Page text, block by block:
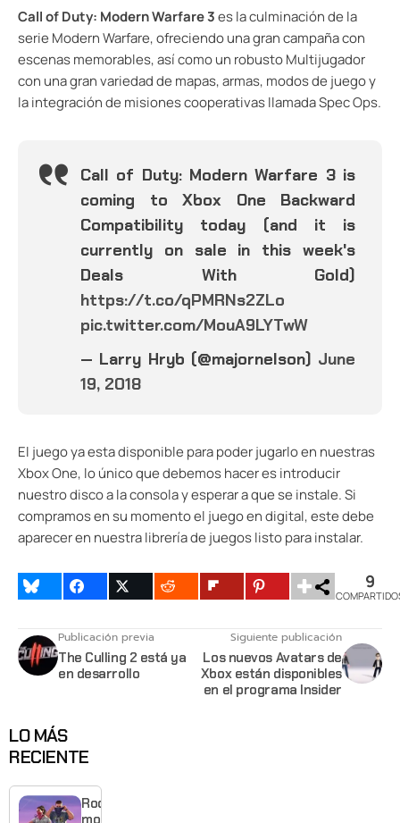
Call of Duty: Modern Warfare 3es la culminación de la
serie Modern Warfare, ofreciendo una gran campaña con
escenas memorables, así como un robusto Multijugador
con una gran variedad de mapas, armas, modos de juego y
la integración de misiones cooperativas llamada Spec Ops.
Call of Duty: Modern Warfare 3 is
coming to Xbox One Backward
Compatibility today (and it is
currently on sale in this week's
Deals With Gold)
https://t.co/qPMRNs2ZLo
pic.twitter.com/MouA9LYTwW
— Larry Hryb (@majornelson) June
19, 2018
El juego ya esta disponible para poder jugarlo en nuestras
Xbox One, lo único que debemos hacer es introducir
nuestro disco a la consola y esperar a que se instale. Si
compramos en su momento el juego en digital, este debe
aparecer en nuestra librería de juegos listo para instalar.
9
Publicación previa
The Culling 2 está ya
en desarrollo
Siguiente publicación
Los nuevos Avatars de
Xbox están disponibles
en el programa Insider
LO MÁS
RECIENTE
Rockstar